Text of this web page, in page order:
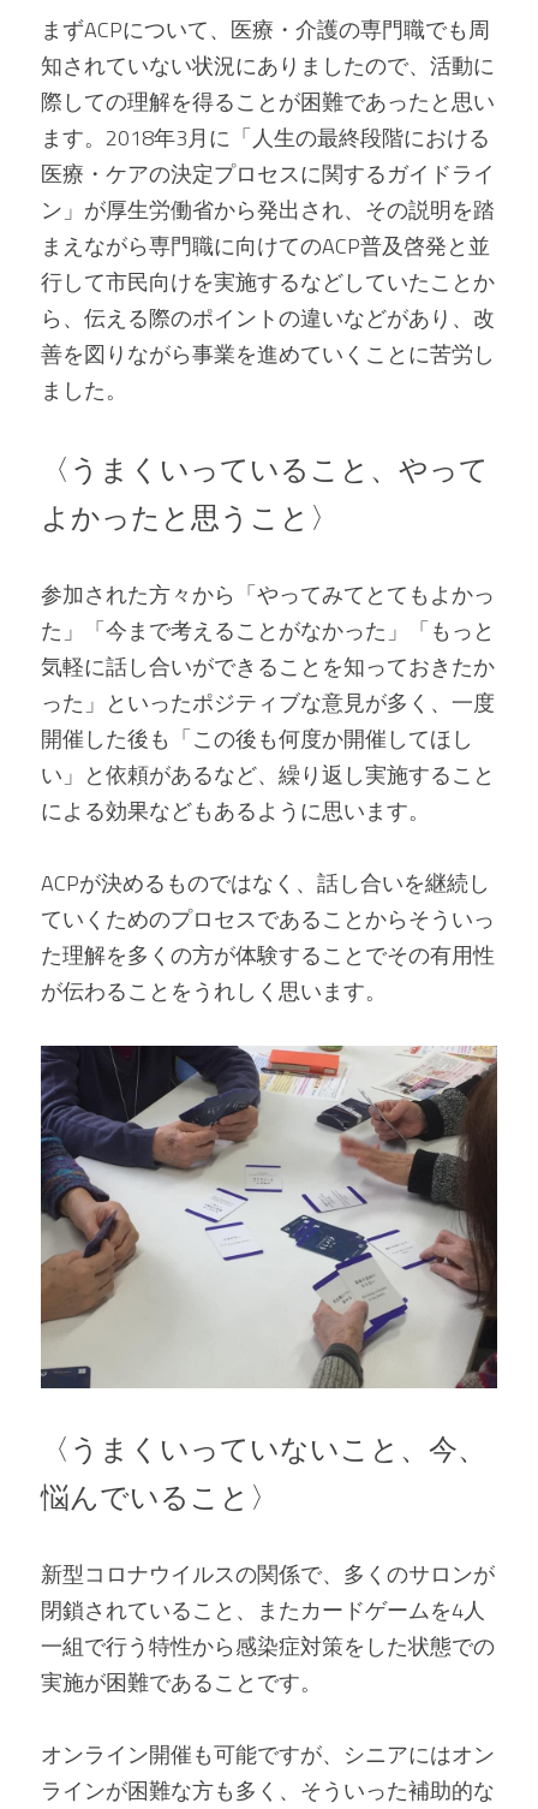
まずACPについて、医療・介護の専門職でも周
知されていない状況にありましたので、活動に
際しての理解を得ることが困難であったと思い
ます。2018年3月に「人生の最終段階における
医療・ケアの決定プロセスに関するガイドライ
ン」が厚生労働省から発出され、その説明を踏
まえながら専門職に向けてのACP普及啓発と並
行して市民向けを実施するなどしていたことか
ら、伝える際のポイントの違いなどがあり、改
善を図りながら事業を進めていくことに苦労し
ました。
〈うまくいっていること、やって
よかったと思うこと〉
参加された方々から「やってみてとてもよかっ
た」「今まで考えることがなかった」「もっと
気軽に話し合いができることを知っておきたか
った」といったポジティブな意見が多く、一度
開催した後も「この後も何度か開催してほし
い」と依頼があるなど、繰り返し実施すること
による効果などもあるように思います。
ACPが決めるものではなく、話し合いを継続し
ていくためのプロセスであることからそういっ
た理解を多くの方が体験することでその有用性
が伝わることをうれしく思います。
〈うまくいっていないこと、今、
悩んでいること〉
新型コロナウイルスの関係で、多くのサロンが
閉鎖されていること、またカードゲームを4人
一組で行う特性から感染症対策をした状態での
実施が困難であることです。
オンライン開催も可能ですが、シニアにはオン
ラインが困難な方も多く、そういった補助的な